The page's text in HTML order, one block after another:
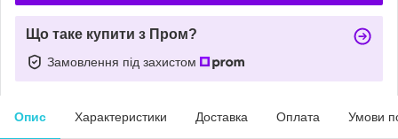
Що таке купити з Пром?
Замовлення під захистом
Опис Характеристики Доставка Оплата Умови